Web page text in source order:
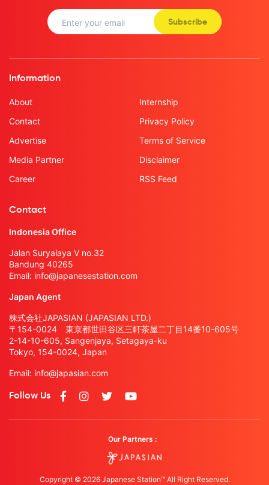
Subscribe
Information
About
Contact
Advertise
Media Partner
Career
Internship
Privacy Policy
Terms of Service
Disclaimer
RSS Feed
Contact
Indonesia Office
Jalan Suryalaya V no.32
Bandung 40265
Email: info@japanesestation.com
Japan Agent
株式会社JAPASIAN (JAPASIAN LTD.)
〒154-0024 東京都世田谷区三軒茶屋二丁目14番10-605号
2-14-10-605, Sangenjaya, Setagaya-ku
Tokyo, 154-0024, Japan
Email: info@japasian.com
Follow Us
Our Partners :
Copyright © 2026 Japanese Station™ All Right Reserved.